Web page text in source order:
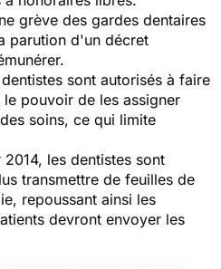
grève des gardes dentaires
parution d'un décret
sont autorisés à faire
pouvoir de les assigner
soins, ce qui limite
les dentistes sont
transmettre de feuilles de
repoussant ainsi les
devront envoyer les